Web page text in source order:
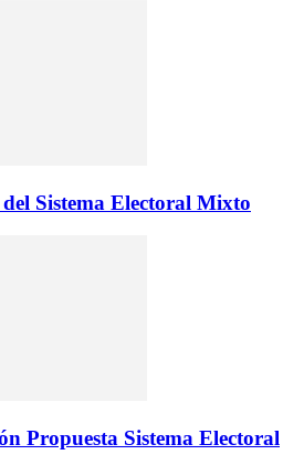
Sistema Electoral Mixto
Propuesta Sistema Electoral